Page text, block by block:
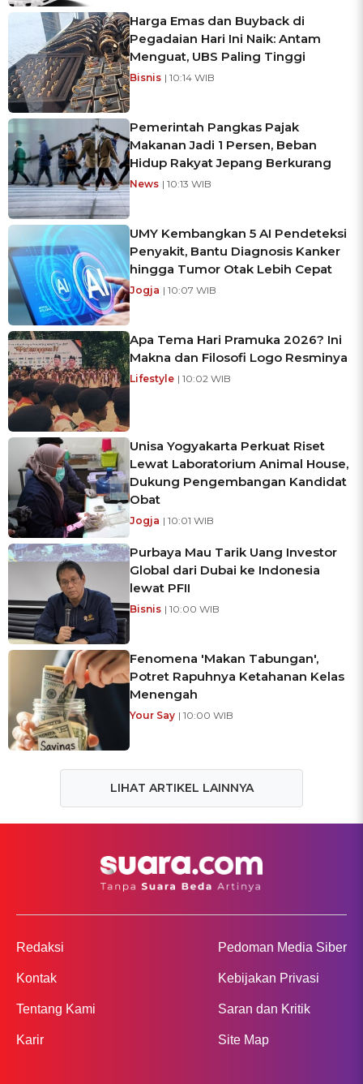
Harga Emas dan Buyback di
Pegadaian Hari Ini Naik: Antam
Menguat, UBS Paling Tinggi
Bisnis | 10:14 WIB
Pemerintah Pangkas Pajak
Makanan Jadi 1 Persen, Beban
Hidup Rakyat Jepang Berkurang
News | 10:13 WIB
UMY Kembangkan 5 AI Pendeteksi
Penyakit, Bantu Diagnosis Kanker
hingga Tumor Otak Lebih Cepat
Jogja | 10:07 WIB
Apa Tema Hari Pramuka 2026? Ini
Makna dan Filosofi Logo Resminya
Lifestyle | 10:02 WIB
Unisa Yogyakarta Perkuat Riset
Lewat Laboratorium Animal House,
Dukung Pengembangan Kandidat
Obat
Jogja | 10:01 WIB
Purbaya Mau Tarik Uang Investor
Global dari Dubai ke Indonesia
lewat PFII
Bisnis | 10:00 WIB
Fenomena 'Makan Tabungan',
Potret Rapuhnya Ketahanan Kelas
Menengah
Your Say | 10:00 WIB
LIHAT ARTIKEL LAINNYA
Redaksi
Kontak
Tentang Kami
Karir
Pedoman Media Siber
Kebijakan Privasi
Saran dan Kritik
Site Map